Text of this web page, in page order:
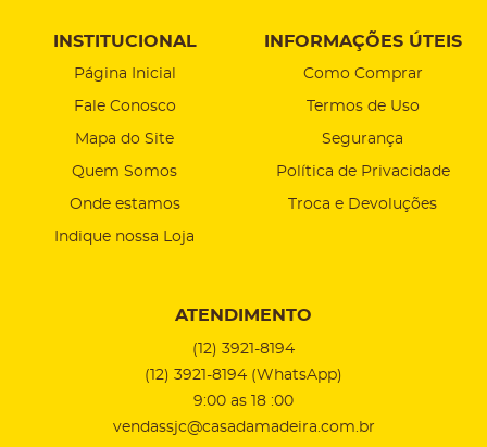
INSTITUCIONAL
Página Inicial
Fale Conosco
Mapa do Site
Quem Somos
Onde estamos
Indique nossa Loja
INFORMAÇÕES ÚTEIS
Como Comprar
Termos de Uso
Segurança
Política de Privacidade
Troca e Devoluções
ATENDIMENTO
(12) 3921-8194
(12) 3921-8194 (WhatsApp)
9:00 as 18 :00
vendassjc@casadamadeira.com.br